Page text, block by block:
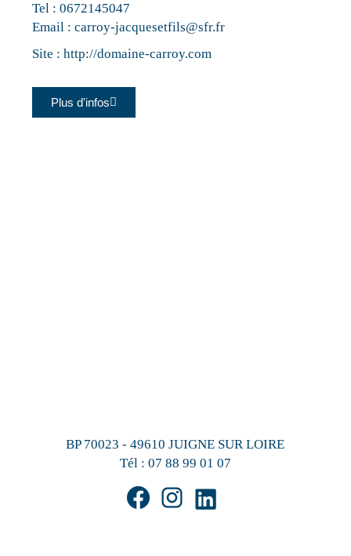
Tel :0672145047
Email :carroy-jacquesetfils@sfr.fr
Site :http://domaine-carroy.com
Plus d'infos
BP 70023 - 49610 JUIGNE SUR LOIRE
Tél : 07 88 99 01 07